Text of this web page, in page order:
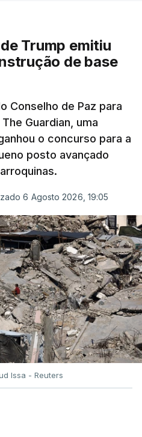
Trump emitiu
de base
Conselho de Paz para
Guardian, uma
o concurso para a
posto avançado
6 Agosto 2026, 19:05
Issa - Reuters